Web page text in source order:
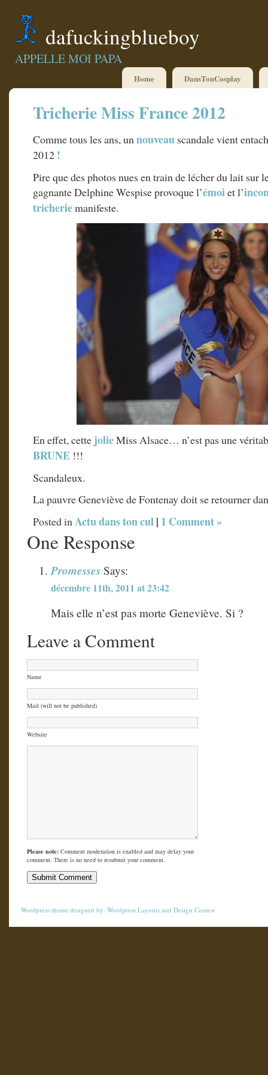
dafuckingblueboy
APPELLE MOI PAPA
Home DansTonCosplay
Tricherie Miss France 2012
Comme tous les ans, unnouveau scandale vient
2012 !
Pire que des photos nues en train de lécher du lait sur
gagnante Delphine Wespise provoque l’émoiet l’
tricheriemanifeste.
En effet, cette jolieMiss Alsace… n’est pas une
BRUNE !!!
Scandaleux.
La pauvre Geneviève de Fontenay doit se retourner
Posted inActu dans ton cul| 1 Comment »
One Response
Promesses Says:
décembre 11th, 2011 at 23:42
Mais elle n’est pas morte Geneviève. Si ?
Leave a Comment
Name
Mail (will not be published)
Website
Please note: Comment moderation is enabled and may delay your
comment. There is no need to resubmit your comment.
Wordpress theme designed by: Wordpress Layouts and Design Contest